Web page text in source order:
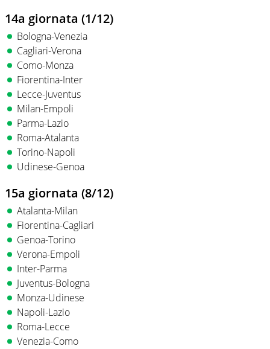
14a giornata (1/12)
Bologna-Venezia
Cagliari-Verona
Como-Monza
Fiorentina-Inter
Lecce-Juventus
Milan-Empoli
Parma-Lazio
Roma-Atalanta
Torino-Napoli
Udinese-Genoa
15a giornata (8/12)
Atalanta-Milan
Fiorentina-Cagliari
Genoa-Torino
Verona-Empoli
Inter-Parma
Juventus-Bologna
Monza-Udinese
Napoli-Lazio
Roma-Lecce
Venezia-Como